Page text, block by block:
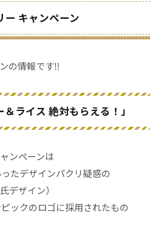
ー キャンペーン
の情報です‼
＆ライス 絶対もらえる！」
ンペーンは
たデザインパクリ疑惑の
デザイン）
ックのロゴに採用されたもの